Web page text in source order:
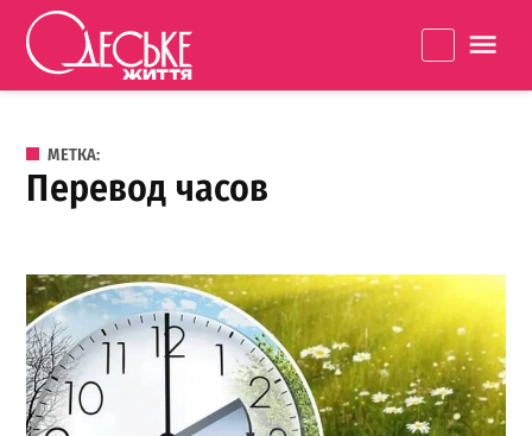
Перейти к содержанию
життя
МЕТКА:
перевод часов